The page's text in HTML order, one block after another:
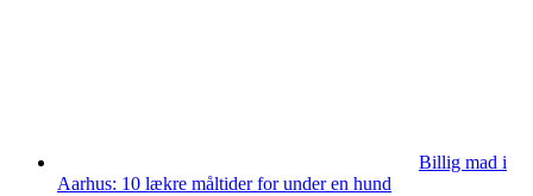
Billig mad i
Aarhus: 10 lækre måltider for under en hund